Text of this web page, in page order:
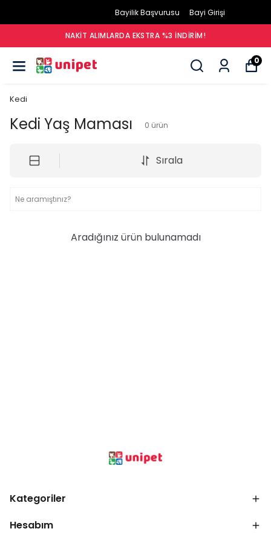
Bayilik Başvurusu Bayi Girişi
NAKIT ALIMLARDA EKSTRA %3 İNDIRIM!
0
Kedi
Kedi Yaş Maması 0 ürün
Sırala
Aradığınız ürün bulunamadı
Kategoriler
Hesabım